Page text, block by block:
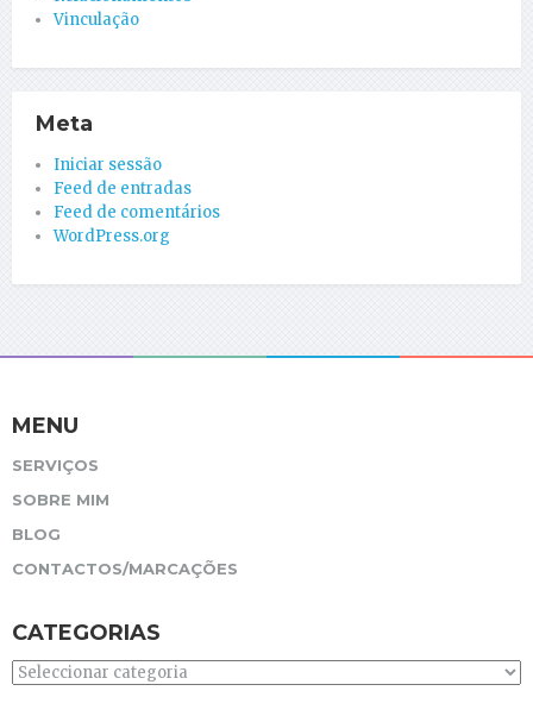
Vinculação
Meta
Iniciar sessão
Feed de entradas
Feed de comentários
WordPress.org
MENU
SERVIÇOS
SOBRE MIM
BLOG
CONTACTOS/MARCAÇÕES
CATEGORIAS
Categorias